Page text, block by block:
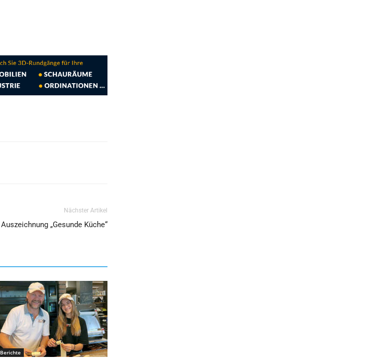
Nächster Artikel
Auszeichnung „Gesunde Küche“
Berichte